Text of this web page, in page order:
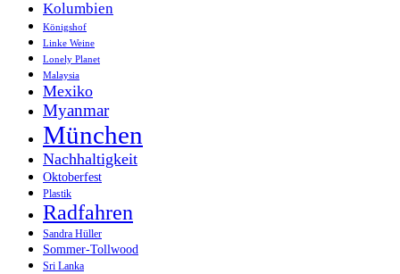
Kolumbien
Königshof
Linke Weine
Lonely Planet
Malaysia
Mexiko
Myanmar
München
Nachhaltigkeit
Oktoberfest
Plastik
Radfahren
Sandra Hüller
Sommer-Tollwood
Sri Lanka